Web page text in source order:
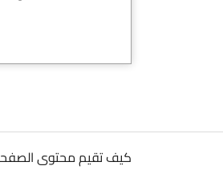
كيف تقيم محتوى